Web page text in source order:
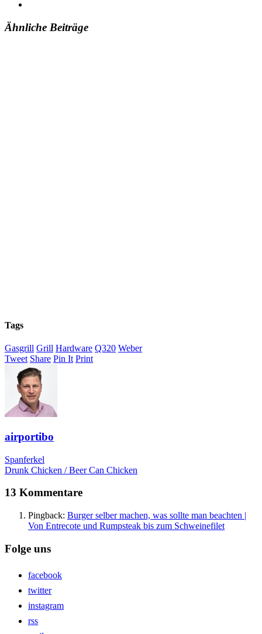
Ähnliche Beiträge
Tags
Gasgrill Grill Hardware Q320 Weber
Tweet Share Pin It Print
airportibo
Spanferkel
Drunk Chicken / Beer Can Chicken
13 Kommentare
Pingback: Burger selber machen, was sollte man beachten |
Von Entrecote und Rumpsteak bis zum Schweinefilet
Folge uns
facebook
twitter
instagram
rss